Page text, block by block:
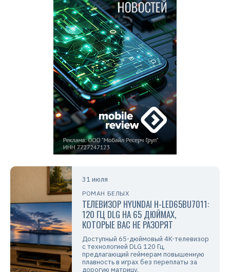
31 июля
РОМАН БЕЛЫХ
ТЕЛЕВИЗОР HYUNDAI H-LED65BU7011:
120 ГЦ DLG НА 65 ДЮЙМАХ,
КОТОРЫЕ ВАС НЕ РАЗОРЯТ
Доступный 65-дюймовый 4K-телевизор
с технологией DLG 120 Гц,
предлагающий геймерам повышенную
плавность в играх без переплаты за
дорогую матрицу.